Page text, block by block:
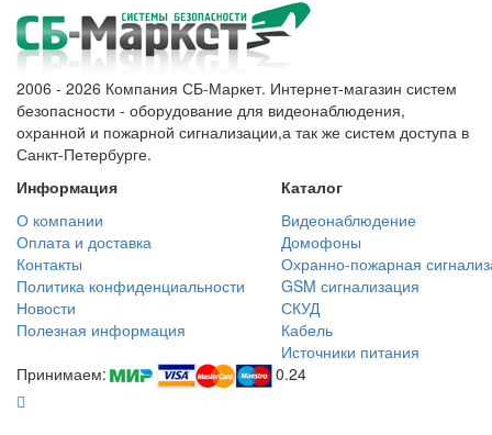
2006 - 2026 Компания СБ-Маркет. Интернет-магазин систем
безопасности - оборудование для видеонаблюдения,
охранной и пожарной сигнализации,а так же систем доступа в
Санкт-Петербурге.
Информация
Каталог
О компании
Видеонаблюдение
Оплата и доставка
Домофоны
Контакты
Охранно-пожарная
Политика конфиденциальности
GSM сигнализация
Новости
СКУД
Полезная информация
Кабель
Источники питания
Принимаем:
0.24